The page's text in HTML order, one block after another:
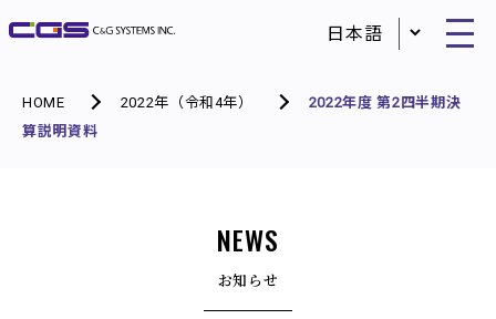
HOME 2022年（令和4年）
2022年度 第2四半期決
算説明資料
NEWS
お知らせ